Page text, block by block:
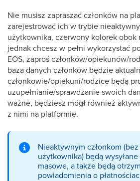
Nie musisz zapraszać członków na
zarejestrować ich w trybie
użytkownika, czerwony kolorek obok
jednak chcesz w pełni wykorzystać
EOS, zaproś członków/opiekunów/
baza danych członków będzie
członkowie/opiekuni/rodzice będą
uzupełnianie/sprawdzanie swoich
ważne, będziesz mógł również
z nimi na platformie.
Nieaktywnym członkom
użytkownika) będą
masowe, a także będą
powiadomienia o